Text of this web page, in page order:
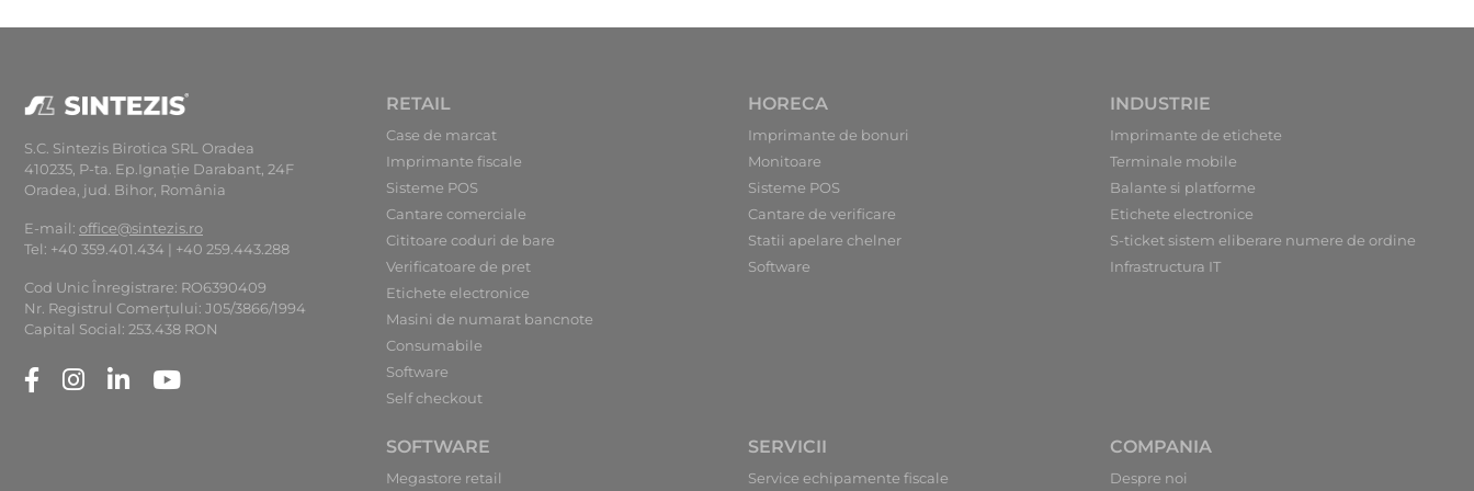
S.C. Sintezis Birotica SRL Oradea
410235, P-ta. Ep.Ignaţie Darabant, 24F
Oradea, jud. Bihor, România
E-mail: office@sintezis.ro
Tel: +40 359.401.434 | +40 259.443.288
Cod Unic Înregistrare: RO6390409
Nr. Registrul Comerţului: J05/3866/1994
Capital Social: 253.438 RON
RETAIL
Case de marcat
Imprimante fiscale
Sisteme POS
Cantare comerciale
Cititoare coduri de bare
Verificatoare de pret
Etichete electronice
Masini de numarat bancnote
Consumabile
Software
Self checkout
HORECA
Imprimante de bonuri
Monitoare
Sisteme POS
Cantare de verificare
Statii apelare chelner
Software
INDUSTRIE
Imprimante de etichete
Terminale mobile
Balante si platforme
Etichete electronice
S-ticket sistem eliberare numere de ordine
Infrastructura IT
SOFTWARE
Megastore retail
SERVICII
Service echipamente fiscale
COMPANIA
Despre noi